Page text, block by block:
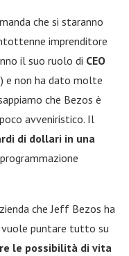
che si staranno
imprenditore
il suo ruolo di CEO
e non ha dato molte
che Bezos è
avveniristico. Il
di dollari in una
che Jeff Bezos ha
vuole puntare tutto su
le possibilità di vita